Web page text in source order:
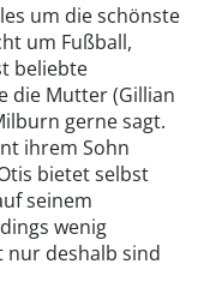
um die schönste
um Fußball,
beliebte
die Mutter (Gillian
gerne sagt.
ihrem Sohn
bietet selbst
seinem
wenig
nur deshalb sind